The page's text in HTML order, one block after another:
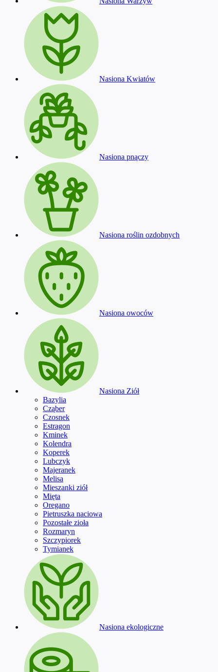
Nasiona Kwiatów
Nasiona pnączy
Nasiona roślin ozdobnych
Nasiona owoców
Nasiona Ziół
Bazylia
Cząber
Czosnek
Estragon
Kminek
Kolendra
Koperek
Lubczyk
Majeranek
Melisa
Mieszanki ziół
Mięta
Oregano
Pietruszka naciowa
Pozostałe zioła
Rozmaryn
Szczypiorek
Tymianek
Nasiona ekologiczne